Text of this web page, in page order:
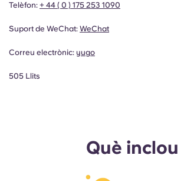
Telèfon: + 44 ( 0 ) 175 253 1090
Suport de WeChat: WeChat
Correu electrònic: yugo
505 Llits
Què inclou